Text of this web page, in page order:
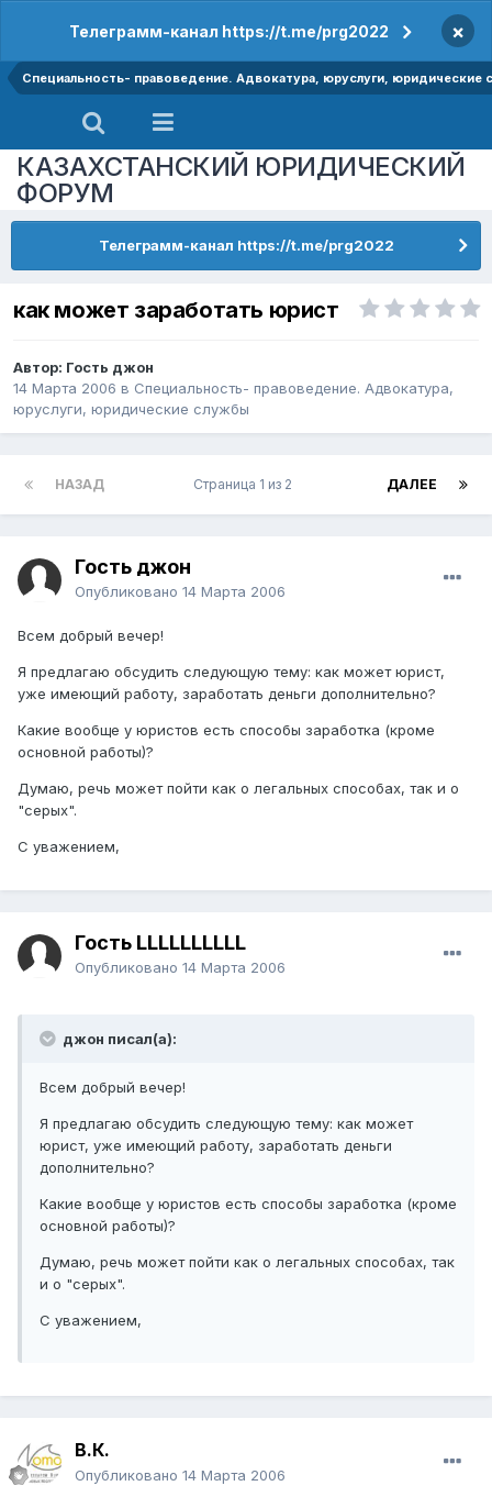
Телеграмм-канал https://t.me/prg2022 ×
Специальность- правоведение. Адвокатура, юруслуги, юридические
КАЗАХСТАНСКИЙ ЮРИДИЧЕСКИЙ
ФОРУМ
Телеграмм-канал https://t.me/prg2022
как может заработать юрист
Автор: Гость джон
14 Марта 2006 в Специальность- правоведение. Адвокатура,
юруслуги, юридические службы
НАЗАД ДАЛЕЕ
Страница 1 из 2
Гость джон
Опубликовано 14 Марта 2006
Всем добрый вечер!
Я предлагаю обсудить следующую тему: как может юрист,
уже имеющий работу, заработать деньги дополнительно?
Какие вообще у юристов есть способы заработка (кроме
основной работы)?
Думаю, речь может пойти как о легальных способах, так и о
"серых".
С уважением,
Гость LLLLLLLLLL
Опубликовано 14 Марта 2006
джон писал(а):
Всем добрый вечер!
Я предлагаю обсудить следующую тему: как может
юрист, уже имеющий работу, заработать деньги
дополнительно?
Какие вообще у юристов есть способы заработка (кроме
основной работы)?
Думаю, речь может пойти как о легальных способах, так
и о "серых".
С уважением,
В.К.
Опубликовано 14 Марта 2006